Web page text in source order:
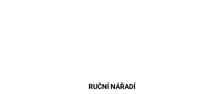
RUČNÍ NÁŘADÍ